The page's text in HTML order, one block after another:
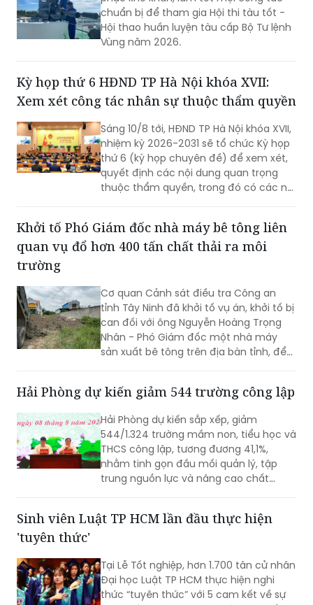
chuẩn bị để tham gia Hội thi tàu tốt -
Hội thao huấn luyện tàu cấp Bộ Tư lệnh
Vùng năm 2026.
Kỳ họp thứ 6 HĐND TP Hà Nội khóa XVII:
Xem xét công tác nhân sự thuộc thẩm quyền
Sáng 10/8 tới, HĐND TP Hà Nội khóa XVII,
nhiệm kỳ 2026-2031 sẽ tổ chức Kỳ họp
thứ 6 (kỳ họp chuyên đề) để xem xét,
quyết định các nội dung quan trọng
thuộc thẩm quyền, trong đó có các nội
Khởi tố Phó Giám đốc nhà máy bê tông liên
quan vụ đổ hơn 400 tấn chất thải ra môi
trường
Cơ quan Cảnh sát điều tra Công an
tỉnh Tây Ninh đã khởi tố vụ án, khởi tố bị
can đối với ông Nguyễn Hoàng Trọng
Nhân - Phó Giám đốc một nhà máy
sản xuất bê tông trên địa bàn tỉnh, để
đến việc đổ, chôn lấp trái phép hơn
Hải Phòng dự kiến giảm 544 trường công lập
Hải Phòng dự kiến sắp xếp, giảm
544/1.324 trường mầm non, tiểu học và
THCS công lập, tương đương 41,1%,
nhằm tinh gọn đầu mối quản lý, tập
trung nguồn lực và nâng cao chất
Sinh viên Luật TP HCM lần đầu thực hiện
'tuyên thức'
Tại Lễ Tốt nghiệp, hơn 1.700 tân cử nhân
Đại học Luật TP HCM thực hiện nghi
thức “tuyên thức” với 5 cam kết về sự